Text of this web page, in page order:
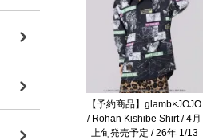
【予約商品】glamb×JOJO
/ Rohan Kishibe Shirt / 4月
上旬発売予定 / 26年 1/13